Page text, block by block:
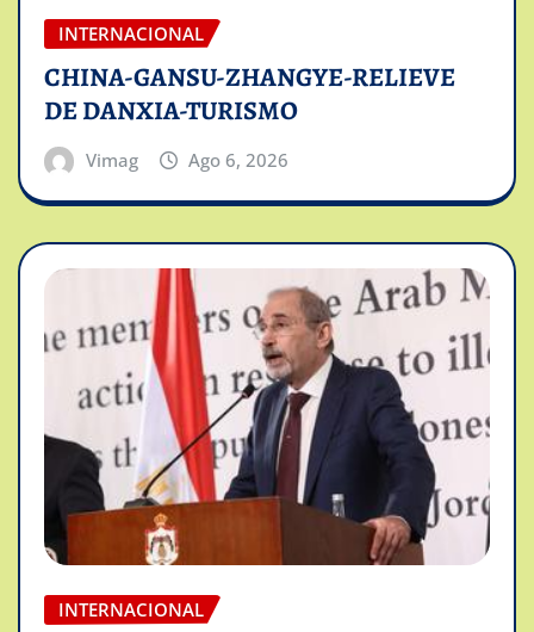
INTERNACIONAL
CHINA-GANSU-ZHANGYE-RELIEVE
DE DANXIA-TURISMO
Vimag Ago 6, 2026
INTERNACIONAL